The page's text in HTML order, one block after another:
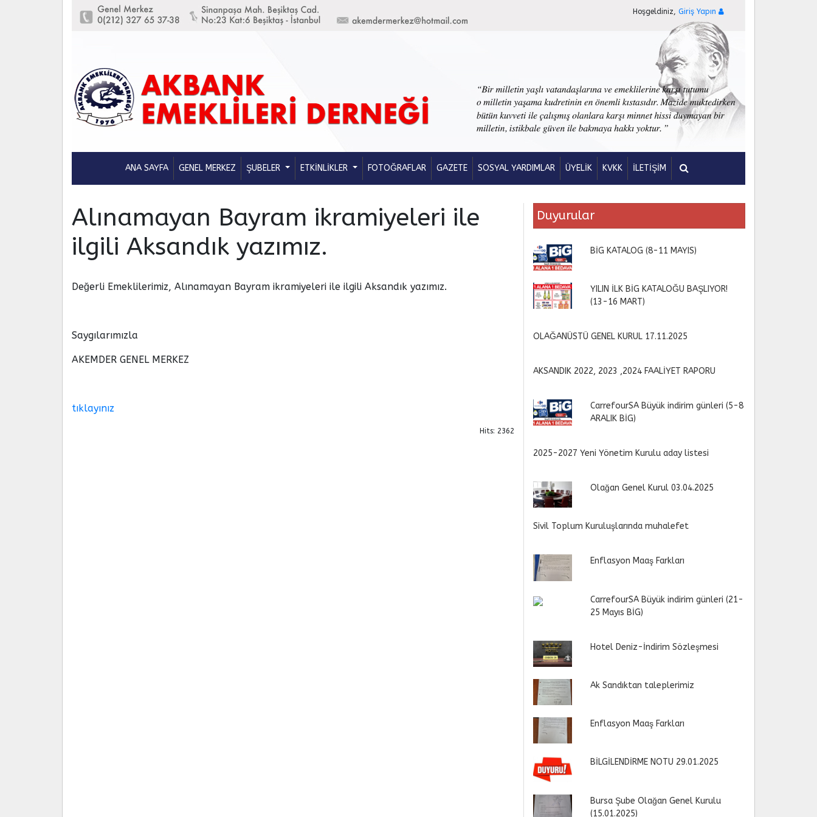
Hoşgeldiniz, Giriş Yapın
ANA SAYFA GENEL MERKEZ ŞUBELER ETKİNLİKLER FOTOĞRAFLAR GAZETE SOSYAL YARDIMLAR ÜYELİK KVKK İLETİŞİM
Alınamayan Bayram ikramiyeleri ile
ilgili Aksandık yazımız.
Değerli Emeklilerimiz, Alınamayan Bayram ikramiyeleri ile ilgili Aksandık yazımız.
Saygılarımızla
AKEMDER GENEL MERKEZ
tıklayınız
Hits: 2362
Duyurular
BİG KATALOG (8-11 MAYIS)
YILIN İLK BİG KATALOĞU BAŞLIYOR!
(13-16 MART)
OLAĞANÜSTÜ GENEL KURUL 17.11.2025
AKSANDIK 2022, 2023 ,2024 FAALİYET RAPORU
CarrefourSA Büyük indirim günleri (5-8
ARALIK BİG)
2025-2027 Yeni Yönetim Kurulu aday listesi
Olağan Genel Kurul 03.04.2025
Sivil Toplum Kuruluşlarında muhalefet
Enflasyon Maaş Farkları
CarrefourSA Büyük indirim günleri (21-
25 Mayıs BİG)
Hotel Deniz-İndirim Sözleşmesi
Ak Sandıktan taleplerimiz
Enflasyon Maaş Farkları
BİLGİLENDİRME NOTU 29.01.2025
Bursa Şube Olağan Genel Kurulu
(15.01.2025)